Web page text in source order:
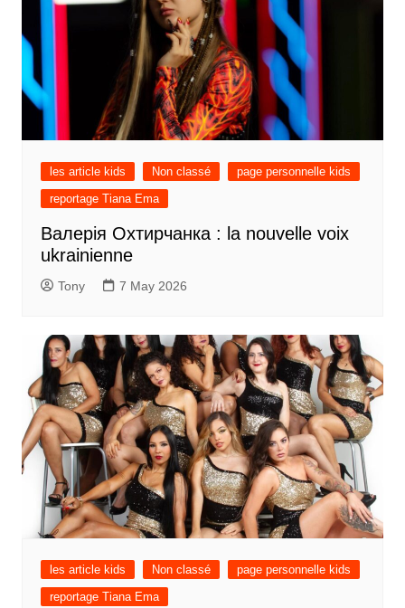
les article kids Non classé
page personnelle kids
reportage Tiana Ema
Валерія Охтирчанка : la nouvelle voix
ukrainienne
Tony 7 May 2026
les article kids Non classé
page personnelle kids
reportage Tiana Ema